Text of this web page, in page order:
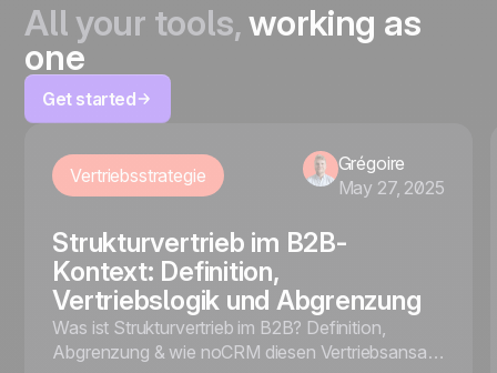
All your tools,working as
one
Get started
Vertriebsstrategie
Grégoire
May 27, 2025
Strukturvertrieb im B2B-
Kontext: Definition,
Vertriebslogik und Abgrenzung
Was ist Strukturvertrieb im B2B? Definition,
Abgrenzung & wie noCRM diesen Vertriebsansatz